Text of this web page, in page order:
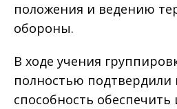
положения и ведению
обороны.
В ходе учения
полностью подтвердили
способность